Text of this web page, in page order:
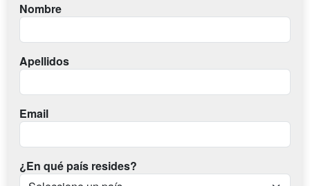
Nombre
Apellidos
Email
¿En qué país resides?